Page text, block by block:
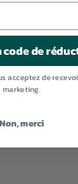
de
acceptez de
marketing.
Non, merci